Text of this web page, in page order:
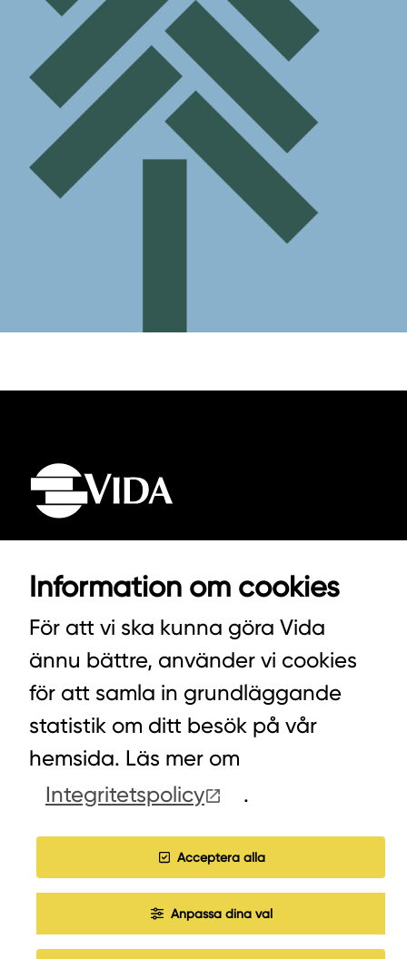
VIDA AB
VÄXEL PELLETS/STALLSTRÖ: 0393-216 50
HITTA INKÖPARE
COOKIES
Information om cookies
För att vi ska kunna göra Vida
ännu bättre, använder vi cookies
för att samla in grundläggande
statistik om ditt besök på vår
hemsida. Läs mer om
Integritetspolicy
.
Acceptera alla
Anpassa dina val